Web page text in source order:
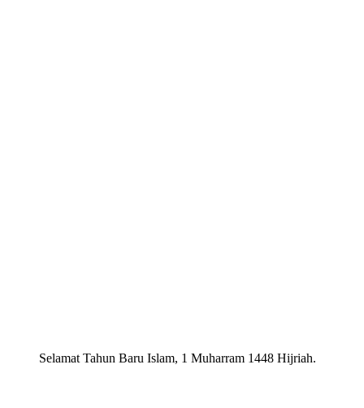
Selamat Tahun Baru Islam, 1 Muharram 1448 Hijriah.